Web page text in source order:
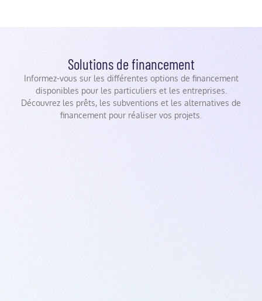
Solutions de financement
Informez-vous sur les différentes options de financement
disponibles pour les particuliers et les entreprises.
Découvrez les prêts, les subventions et les alternatives de
financement pour réaliser vos projets.